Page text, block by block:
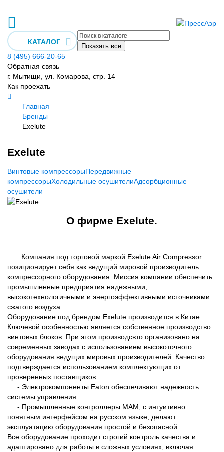
КАТАЛОГ
Показать все
8 (495) 666-20-65
Обратная связь
г. Мытищи, ул. Комарова, стр. 14
Как проехать
Главная
Бренды
Exelute
Exelute
Винтовые компрессорыПередвижные
компрессорыХолодильные осушителиАдсорбционные
осушители
О фирме Exelute.
Компания под торговой маркой Exelute Air Compressor
позиционирует себя как ведущий мировой производитель
компрессорного оборудования. Миссия компании обеспечить
промышленные предприятия надежными,
высокотехнологичными и энергоэффективными источниками
сжатого воздуха.
Оборудование под брендом Exelute производится в Китае.
Ключевой особенностью является собственное производство
винтовых блоков. При этом производсвто организовано на
современных заводах с использованием высокоточного
оборудования ведущих мировых производителей. Качество
подтверждается использованием комплектующих от
проверенных поставщиков:
- Электрокомпоненты Eaton обеспечивают надежность
системы управления.
- Промышленные контроллеры MAM, с интуитивно
понятным интерфейсом на русском языке, делают
эксплуатацию оборудования простой и безопасной.
Все оборудование проходит строгий контроль качества и
адаптировано для работы в сложных условиях, включая